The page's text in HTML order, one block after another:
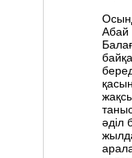
Абай
әділ